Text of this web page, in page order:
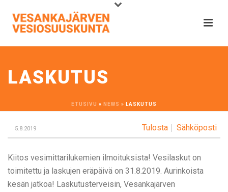
LASKUTUS
ETUSIVU » NEWS » LASKUTUS
Tulosta Sähköposti
5.8.2019
Kiitos vesimittarilukemien ilmoituksista! Vesilaskut on
toimitettu ja laskujen eräpäivä on 31.8.2019. Aurinkoista
kesän jatkoa! Laskutusterveisin, Vesankajärven